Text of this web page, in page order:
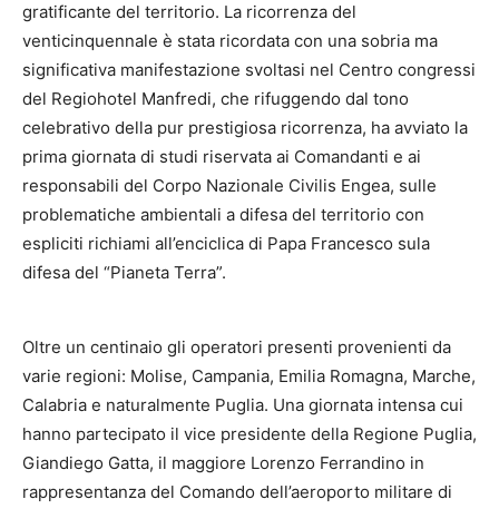
gratificante del territorio. La ricorrenza del
venticinquennale è stata ricordata con una sobria ma
significativa manifestazione svoltasi nel Centro congressi
del Regiohotel Manfredi, che rifuggendo dal tono
celebrativo della pur prestigiosa ricorrenza, ha avviato la
prima giornata di studi riservata ai Comandanti e ai
responsabili del Corpo Nazionale Civilis Engea, sulle
problematiche ambientali a difesa del territorio con
espliciti richiami all’enciclica di Papa Francesco sula
difesa del “Pianeta Terra”.
Oltre un centinaio gli operatori presenti provenienti da
varie regioni: Molise, Campania, Emilia Romagna, Marche,
Calabria e naturalmente Puglia. Una giornata intensa cui
hanno partecipato il vice presidente della Regione Puglia,
Giandiego Gatta, il maggiore Lorenzo Ferrandino in
rappresentanza del Comando dell’aeroporto militare di